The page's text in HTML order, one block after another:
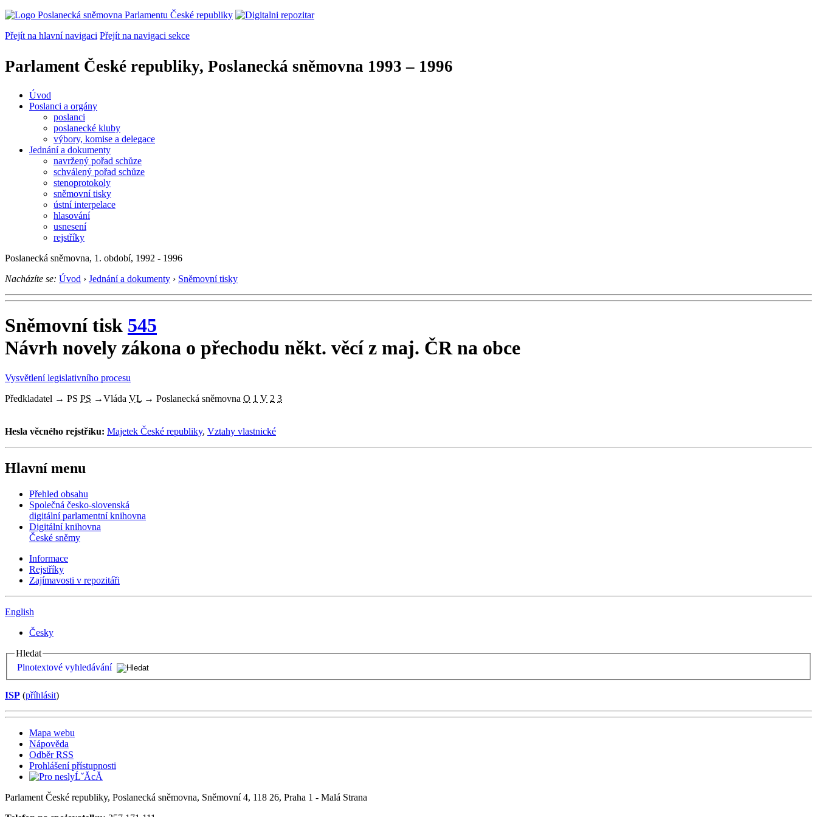
Přejít na hlavní navigaci Přejít na navigaci sekce
Parlament České republiky, Poslanecká sněmovna 1993 – 1996
Úvod
Poslanci a orgány
poslanci
poslanecké kluby
výbory, komise a delegace
Jednání a dokumenty
navržený pořad schůze
schválený pořad schůze
stenoprotokoly
sněmovní tisky
ústní interpelace
hlasování
usnesení
rejstříky
Poslanecká sněmovna, 1. období, 1992 - 1996
Nacházíte se: Úvod › Jednání a dokumenty › Sněmovní tisky
Sněmovní tisk 545
Návrh novely zákona o přechodu někt. věcí z maj. ČR na obce
Vysvětlení legislativního procesu
Předkladatel → PS PS →Vláda VL → Poslanecká sněmovna O 1 V 2 3
Hesla věcného rejstříku: Majetek České republiky, Vztahy vlastnické
Hlavní menu
Přehled obsahu
Společná česko-slovenská
digitální parlamentní knihovna
Digitální knihovna
České sněmy
Informace
Rejstříky
Zajímavosti v repozitáři
English
Česky
Hledat
Plnotextové vyhledávání
ISP (příhlásit)
Mapa webu
Nápověda
Odběr RSS
Prohlášení přístupnosti
Parlament České republiky, Poslanecká sněmovna, Sněmovní 4, 118 26, Praha 1 - Malá Strana